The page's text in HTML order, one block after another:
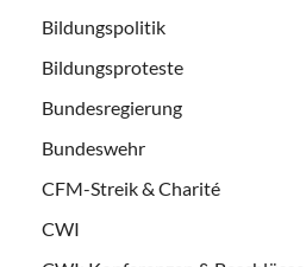
Bildungspolitik
Bildungsproteste
Bundesregierung
Bundeswehr
CFM-Streik & Charité
CWI